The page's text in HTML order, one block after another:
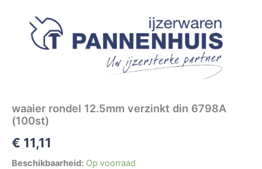
waaier rondel 12.5mm verzinkt din 6798A
(100st)
€ 11,11
Beschikbaarheid: Op voorraad